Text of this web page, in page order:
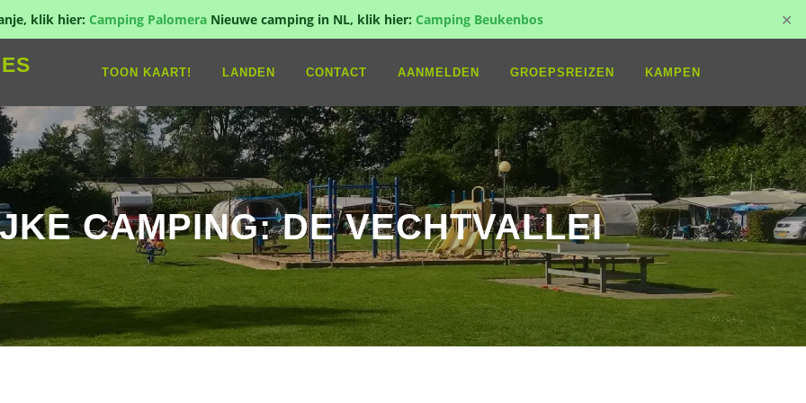
klik hier: Camping Palomera Nieuwe camping in NL, klik hier: Camping Beukenbos ✕
TOON KAART! LANDEN CONTACT AANMELDEN GROEPSREIZEN KAMPEN
CAMPING: DE VECHTVALLEI